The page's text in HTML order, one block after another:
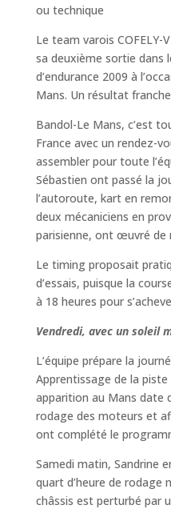
ou technique
Le team varois COFELY-
sa deuxième sortie dans
d’endurance 2009 à
Mans. Un résultat
Bandol-Le Mans, c’est
France avec un rendez-
assembler pour toute
Sébastien ont passé la
l’autoroute, kart en
deux mécaniciens en
parisienne, ont œuvré de
Le timing proposait
d’essais, puisque la
à 18 heures pour
Vendredi, avec un soleil
L’équipe prépare la
Apprentissage de la
apparition au Mans date
rodage des moteurs et
ont complété le
Samedi matin, Sandrine
quart d’heure de rodage
châssis est perturbé par